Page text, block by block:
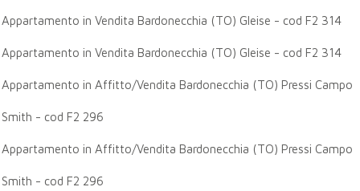
Appartamento in Vendita Bardonecchia (TO) Gleise - cod F2 314
Appartamento in Vendita Bardonecchia (TO) Gleise - cod F2 314
Appartamento in Affitto/Vendita Bardonecchia (TO) Pressi Campo
Smith - cod F2 296
Appartamento in Affitto/Vendita Bardonecchia (TO) Pressi Campo
Smith - cod F2 296